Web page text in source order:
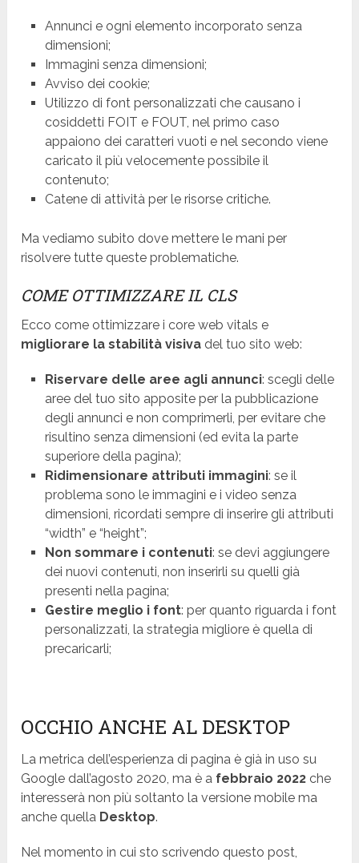
Annunci e ogni elemento incorporato senza
dimensioni;
Immagini senza dimensioni;
Avviso dei cookie;
Utilizzo di font personalizzati che causano i
cosiddetti FOIT e FOUT, nel primo caso
appaiono dei caratteri vuoti e nel secondo viene
caricato il più velocemente possibile il
contenuto;
Catene di attività per le risorse critiche.
Ma vediamo subito dove mettere le mani per
risolvere tutte queste problematiche.
COME OTTIMIZZARE IL CLS
Ecco come ottimizzare i core web vitals e
migliorare la stabilità visiva del tuo sito web:
Riservare delle aree agli annunci: scegli delle
aree del tuo sito apposite per la pubblicazione
degli annunci e non comprimerli, per evitare che
risultino senza dimensioni (ed evita la parte
superiore della pagina);
Ridimensionare attributi immagini: se il
problema sono le immagini e i video senza
dimensioni, ricordati sempre di inserire gli attributi
“width” e “height”;
Non sommare i contenuti: se devi aggiungere
dei nuovi contenuti, non inserirli su quelli già
presenti nella pagina;
Gestire meglio i font: per quanto riguarda i font
personalizzati, la strategia migliore è quella di
precaricarli;
OCCHIO ANCHE AL DESKTOP
La metrica dell’esperienza di pagina è già in uso su
Google dall’agosto 2020, ma è a febbraio 2022 che
interesserà non più soltanto la versione mobile ma
anche quella Desktop.
Nel momento in cui sto scrivendo questo post,